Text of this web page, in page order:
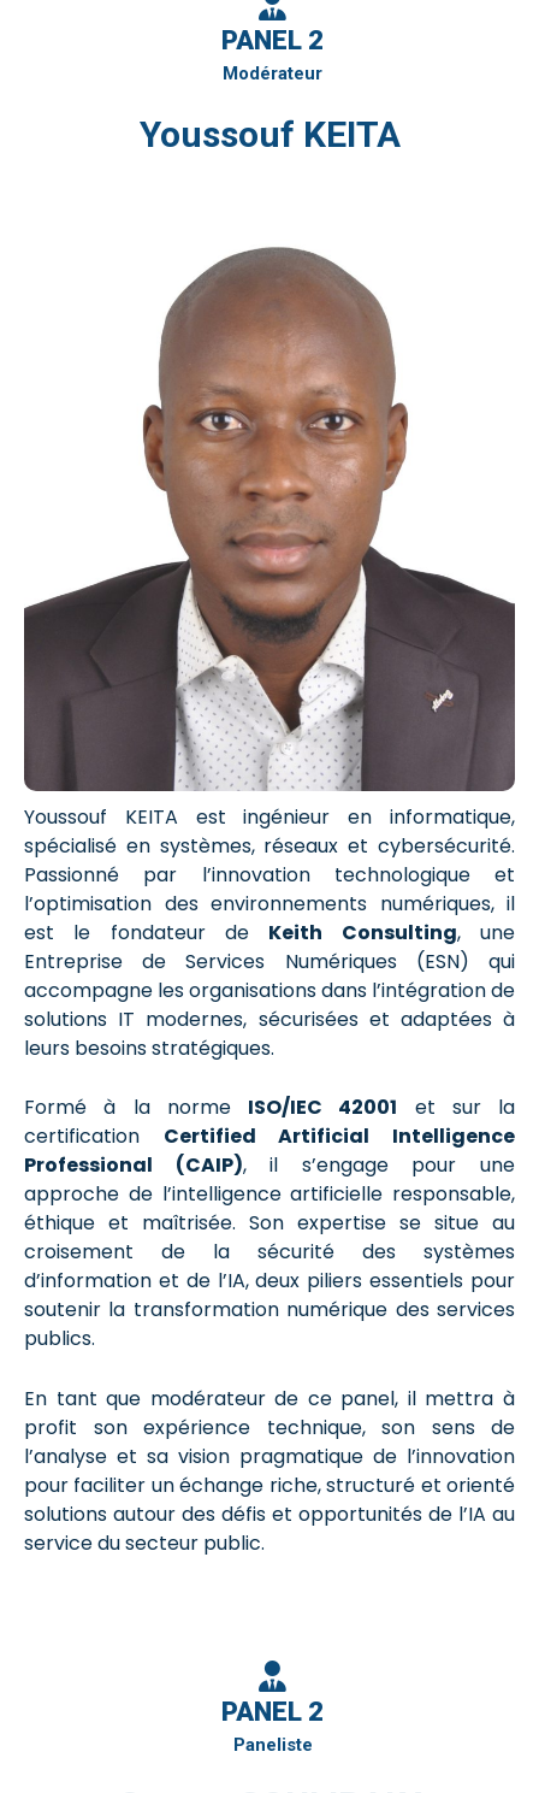
PANEL 2
Modérateur
Youssouf KEITA
Youssouf KEITA est ingénieur en informatique,
spécialisé en systèmes, réseaux et cybersécurité.
Passionné par l’innovation technologique et
l’optimisation des environnements numériques, il
est le fondateur de Keith Consulting, une
Entreprise de Services Numériques (ESN) qui
accompagne les organisations dans l’intégration de
solutions IT modernes, sécurisées et adaptées à
leurs besoins stratégiques.
Formé à la norme ISO/IEC 42001 et sur la
certification Certified Artificial Intelligence
Professional (CAIP), il s’engage pour une
approche de l’intelligence artificielle responsable,
éthique et maîtrisée. Son expertise se situe au
croisement de la sécurité des systèmes
d’information et de l’IA, deux piliers essentiels pour
soutenir la transformation numérique des services
publics.
En tant que modérateur de ce panel, il mettra à
profit son expérience technique, son sens de
l’analyse et sa vision pragmatique de l’innovation
pour faciliter un échange riche, structuré et orienté
solutions autour des défis et opportunités de l’IA au
service du secteur public.
PANEL 2
Paneliste